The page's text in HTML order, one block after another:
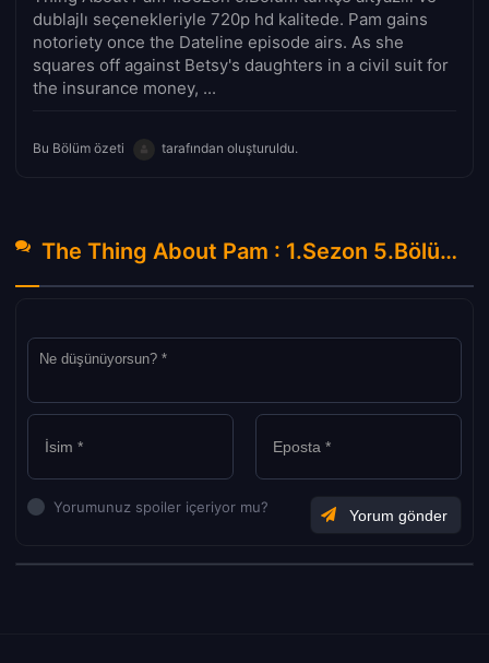
dublajlı seçenekleriyle 720p hd kalitede. Pam gains
notoriety once the Dateline episode airs. As she
squares off against Betsy's daughters in a civil suit for
the insurance money, ...
Bu Bölüm özeti tarafından oluşturuldu.
The Thing About Pam : 1.Sezon 5.Bölüm Hakkında Yorumlar
Yorumunuz spoiler içeriyor mu?